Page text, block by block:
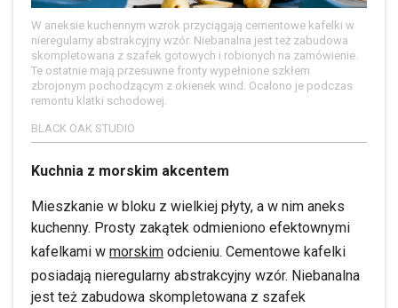
W aneksie kuchennym wzrok przyciągają cementowe kafelki w
nieregularny abstrakcyjny wzór. Niebanalna jest też zabudowa
skompletowana z szafek gotowych i robionych na zamówienie.
Te ostatnie mają przesuwne fronty wypełnione szkłem
zbrojonym pochodzącym z okienek wind. Ocalono je podczas
remontu klatki schodowej.
BLACK OAK STUDIO
Kuchnia z morskim akcentem
Mieszkanie w bloku z wielkiej płyty, a w nim aneks
kuchenny. Prosty zakątek odmieniono efektownymi
kafelkami w morskim odcieniu. Cementowe kafelki
posiadają nieregularny abstrakcyjny wzór. Niebanalna
jest też zabudowa skompletowana z szafek